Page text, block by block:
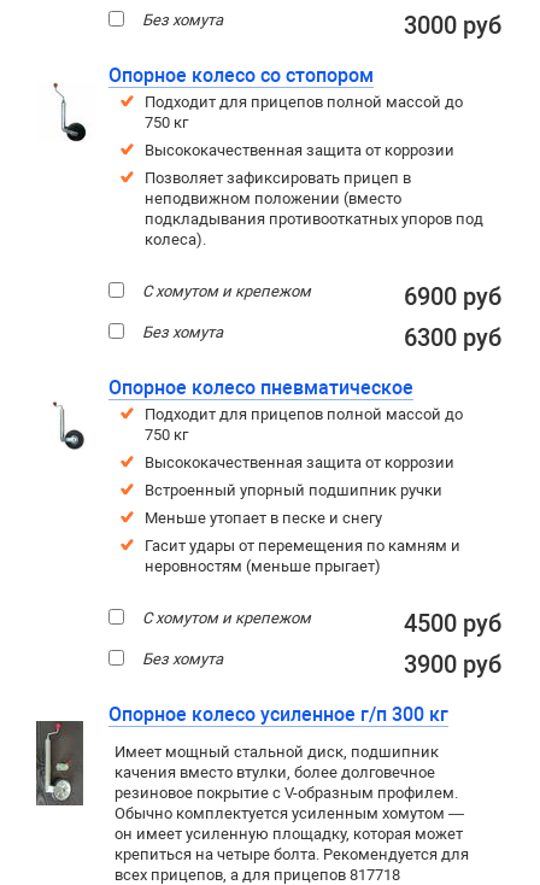
Без хомута 3000 руб
Опорное колесо со стопором
Подходит для прицепов полной массой до
750 кг
Высококачественная защита от коррозии
Позволяет зафиксировать прицеп в
неподвижном положении (вместо
подкладывания противооткатных упоров под
колеса).
С хомутом и крепежом 6900 руб
Без хомута 6300 руб
Опорное колесо пневматическое
Подходит для прицепов полной массой до
750 кг
Высококачественная защита от коррозии
Встроенный упорный подшипник ручки
Меньше утопает в песке и снегу
Гасит удары от перемещения по камням и
неровностям (меньше прыгает)
С хомутом и крепежом 4500 руб
Без хомута 3900 руб
Опорное колесо усиленное г/п 300 кг
Имеет мощный стальной диск, подшипник
качения вместо втулки, более долговечное
резиновое покрытие c V-образным профилем.
Обычно комплектуется усиленным хомутом —
он имеет усиленную площадку, которая может
крепиться на четыре болта. Рекомендуется для
всех прицепов, а для прицепов 817718